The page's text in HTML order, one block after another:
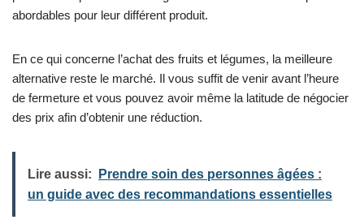
abordables pour leur différent produit.
En ce qui concerne l’achat des fruits et légumes, la meilleure
alternative reste le marché. Il vous suffit de venir avant l’heure
de fermeture et vous pouvez avoir même la latitude de négocier
des prix afin d’obtenir une réduction.
Lire aussi:
Prendre soin des personnes âgées :
un guide avec des recommandations essentielles